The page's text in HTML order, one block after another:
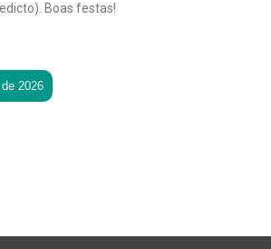
Boas festas!
2026